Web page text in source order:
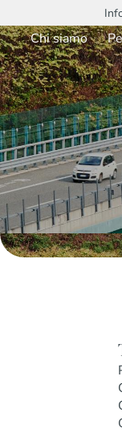
Chi siamo